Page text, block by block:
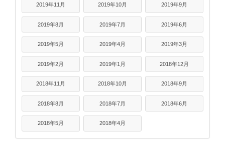
2019年11月 2019年10月 2019年9月
2019年8月 2019年7月 2019年6月
2019年5月 2019年4月 2019年3月
2019年2月 2019年1月 2018年12月
2018年11月 2018年10月 2018年9月
2018年8月 2018年7月 2018年6月
2018年5月 2018年4月